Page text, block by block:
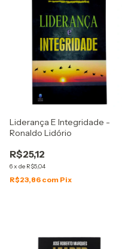
Liderança E Integridade -
Ronaldo Lidório
R$25,12
6x de R$5,04
R$23,86 com Pix